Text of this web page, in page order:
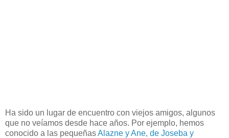
Ha sido un lugar de encuentro con viejos amigos, algunos
que no veíamos desde hace años. Por ejemplo, hemos
conocido a las pequeñasAlazne y Ane, de Joseba y